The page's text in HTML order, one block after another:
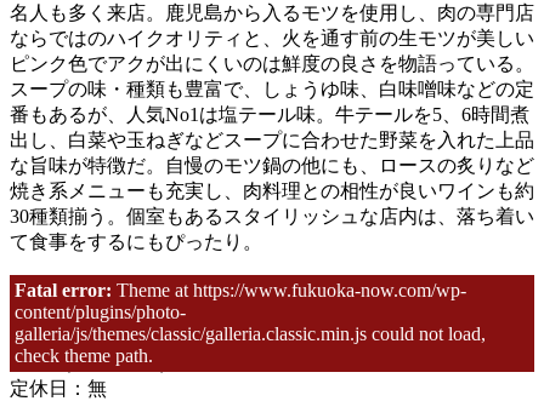
名人も多く来店。鹿児島から入るモツを使用し、肉の専門店
ならではのハイクオリティと、火を通す前の生モツが美しい
ピンク色でアクが出にくいのは鮮度の良さを物語っている。
スープの味・種類も豊富で、しょうゆ味、白味噌味などの定
番もあるが、人気No1は塩テール味。牛テールを5、6時間煮
出し、白菜や玉ねぎなどスープに合わせた野菜を入れた上品
な旨味が特徴だ。自慢のモツ鍋の他にも、ロースの炙りなど
焼き系メニューも充実し、肉料理との相性が良いワインも約
30種類揃う。個室もあるスタイリッシュな店内は、落ち着い
て食事をするにもぴったり。
Fatal error: Theme at https://www.fukuoka-now.com/wp-
content/plugins/photo-
galleria/js/themes/classic/galleria.classic.min.js could not load,
check theme path.
もつ鍋 慶州 西中洲店
住所：福岡市中央区西中洲2-17
営業時間：17:00~翌1:00（L.O. 24:30）、日祝は〜
24:00（L.O. 23:30）
定休日：無